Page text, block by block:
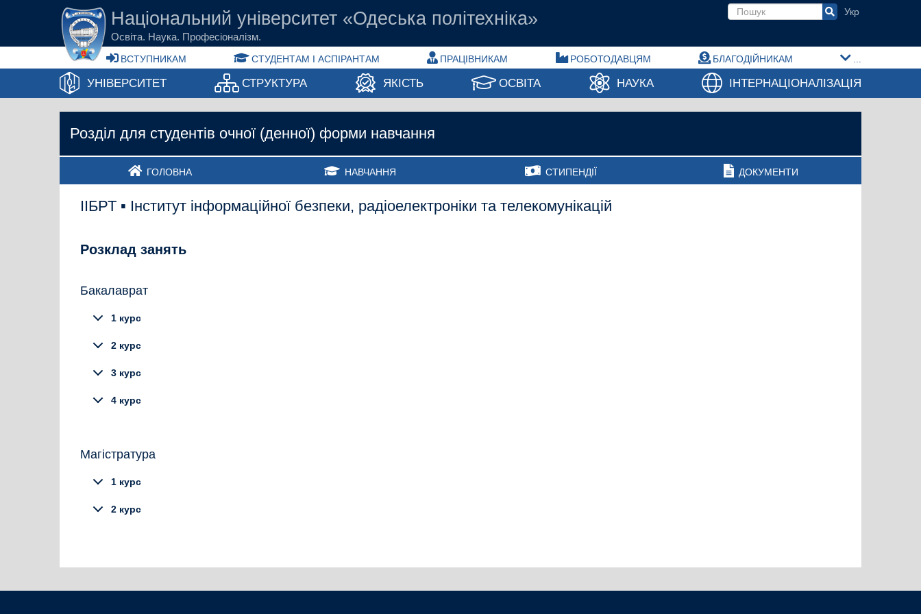
Перейти до основного вмісту
Національний університет «Одеська політехніка»
Освіта. Наука. Професіоналізм.
Пошукова форма
ВСТУПНИКАМ СТУДЕНТАМ І АСПІРАНТАМ ПРАЦІВНИКАМ РОБОТОДАВЦЯМ БЛАГОДІЙНИКАМ
УНІВЕРСИТЕТ СТРУКТУРА ЯКІСТЬ ОСВІТА НАУКА ІНТЕРНАЦІОНАЛІЗАЦІЯ
Розділ для студентів очної (денної) форми навчання
ГОЛОВНА НАВЧАННЯ СТИПЕНДІЇ ДОКУМЕНТИ
ІІБРТ ▪ Інститут інформаційної безпеки, радіоелектроніки та телекомунікацій
Розклад занять
Бакалаврат
1 курс
2 курс
3 курс
4 курс
Магістратура
1 курс
2 курс